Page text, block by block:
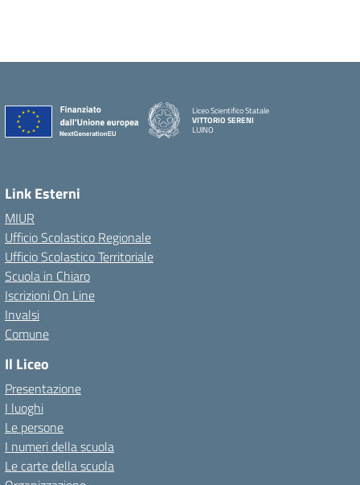
Liceo Scientifico Statale
VITTORIO SERENI
LUINO
Link Esterni
MIUR
Ufficio Scolastico Regionale
Ufficio Scolastico Territoriale
Scuola in Chiaro
Iscrizioni On Line
Invalsi
Comune
Il Liceo
Presentazione
I luoghi
Le persone
I numeri della scuola
Le carte della scuola